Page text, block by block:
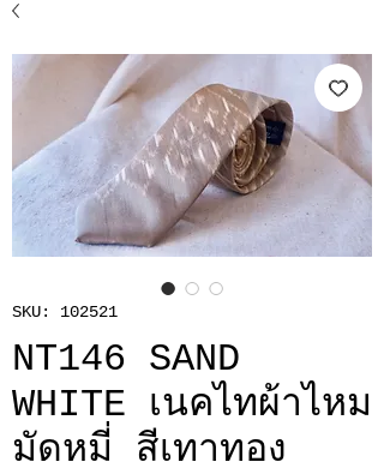
SKU: 102521
NT146 SAND
WHITE เนคไทผ้าไหม
มัดหมี่ สีเทาทอง